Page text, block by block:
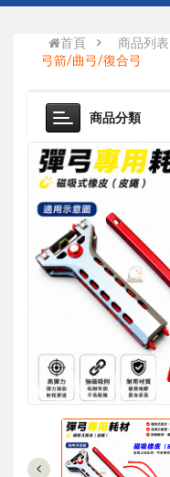
首頁 商品列表
弓箭/曲弓/復合弓
商品分類